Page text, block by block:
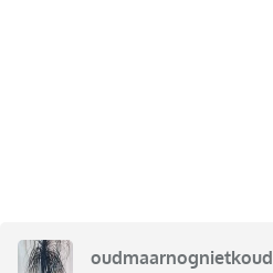
oudmaarnognietkoud